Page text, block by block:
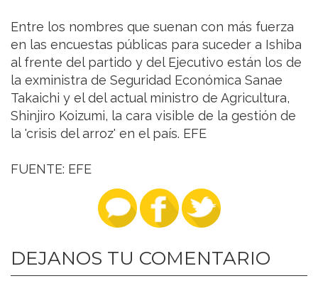
Entre los nombres que suenan con más fuerza
en las encuestas públicas para suceder a Ishiba
al frente del partido y del Ejecutivo están los de
la exministra de Seguridad Económica Sanae
Takaichi y el del actual ministro de Agricultura,
Shinjiro Koizumi, la cara visible de la gestión de
la 'crisis del arroz' en el país. EFE
FUENTE: EFE
DEJANOS TU COMENTARIO